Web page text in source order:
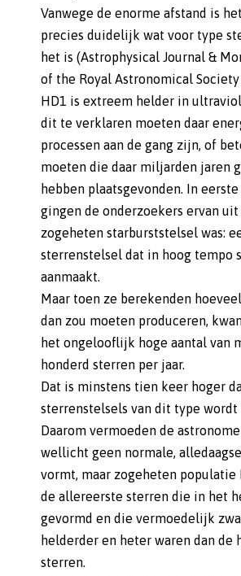
Vanwege de enorme afstand is
precies duidelijk wat voor type
het is (Astrophysical Journal &
of the Royal Astronomical
HD1 is extreem helder in
dit te verklaren moeten daar
processen aan de gang zijn, of
moeten die daar miljarden jaren
hebben plaatsgevonden. In
gingen de onderzoekers ervan
zogeheten starburststelsel was:
sterrenstelsel dat in hoog tempo
aanmaakt.
Maar toen ze berekenden
dan zou moeten produceren,
het ongelooflijk hoge aantal van
honderd sterren per jaar.
Dat is minstens tien keer hoger
sterrenstelsels van dit type wordt
Daarom vermoeden de
wellicht geen normale,
vormt, maar zogeheten populatie
de allereerste sterren die in het
gevormd en die vermoedelijk
helderder en heter waren dan de
sterren.